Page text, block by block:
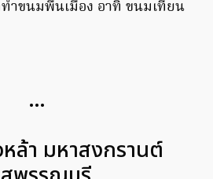
ำขนมพื้นเมือง อาทิ ขนมเทียน
…
ล้า มหาสงกรานต์